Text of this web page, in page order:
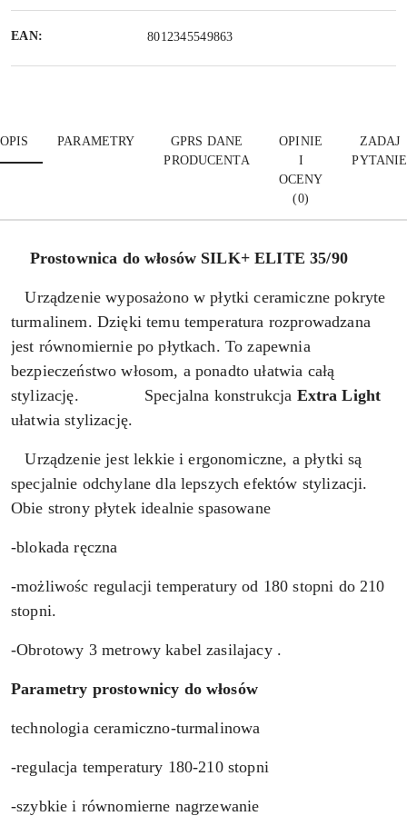
EAN: 8012345549863
OPIS PARAMETRY
GPRS DANE
PRODUCENTA
OPINIE
I
OCENY
(0)
ZADAJ
PYTANIE
Prostownica do włosów SILK+ ELITE 35/90
Urządzenie wyposażono w płytki ceramiczne pokryte
turmalinem. Dzięki temu temperatura rozprowadzana
jest równomiernie po płytkach. To zapewnia
bezpieczeństwo włosom, a ponadto ułatwia całą
stylizację. Specjalna konstrukcja Extra Light
ułatwia stylizację.
Urządzenie jest lekkie i ergonomiczne, a płytki są
specjalnie odchylane dla lepszych efektów stylizacji.
Obie strony płytek idealnie spasowane
-blokada ręczna
-możliwośc regulacji temperatury od 180 stopni do 210
stopni.
-Obrotowy 3 metrowy kabel zasilajacy .
Parametry prostownicy do włosów
technologia ceramiczno-turmalinowa
-regulacja temperatury 180-210 stopni
-szybkie i równomierne nagrzewanie